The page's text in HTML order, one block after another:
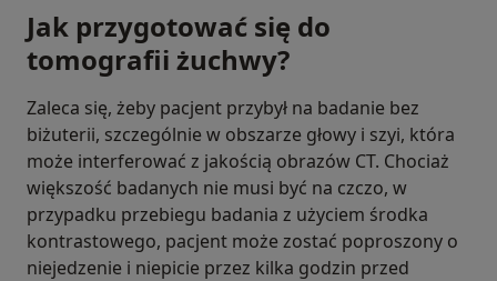
Jak przygotować się do
tomografii żuchwy?
Zaleca się, żeby pacjent przybył na badanie bez
biżuterii, szczególnie w obszarze głowy i szyi, która
może interferować z jakością obrazów CT. Chociaż
większość badanych nie musi być na czczo, w
przypadku przebiegu badania z użyciem środka
kontrastowego, pacjent może zostać poproszony o
niejedzenie i niepicie przez kilka godzin przed